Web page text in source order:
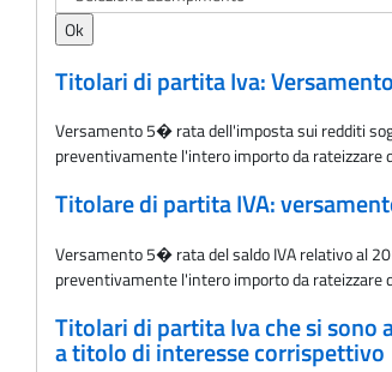
Titolari di partita Iva:
Versamento 5� rata dell'imposta sui redditi
preventivamente l'intero importo da rateizzare
Titolare di partita IVA:
Versamento 5� rata del saldo IVA relativo al
preventivamente l'intero importo da rateizzare
Titolari di partita Iva che si sono
a titolo di interesse corrispettivo